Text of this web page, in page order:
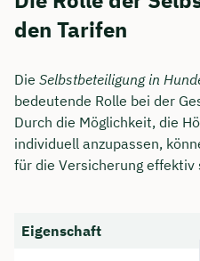
den Tarifen
Die Selbstbeteiligung in
bedeutende Rolle bei der
Durch die Möglichkeit, die
individuell anzupassen,
für die Versicherung effektiv
Eigenschaft